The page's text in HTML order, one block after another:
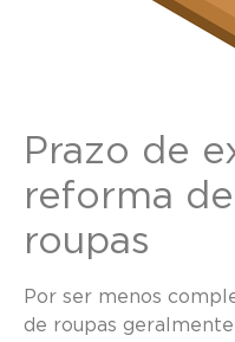
Prazo de
reforma
roupas
Por ser menos
de roupas